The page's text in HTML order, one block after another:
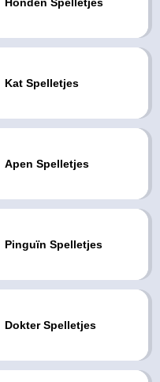
Kat Spelletjes
Apen Spelletjes
Pinguïn Spelletjes
Dokter Spelletjes